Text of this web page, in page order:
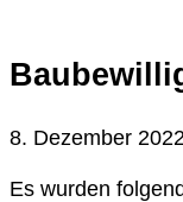
8. Dezember 2022
Es wurden